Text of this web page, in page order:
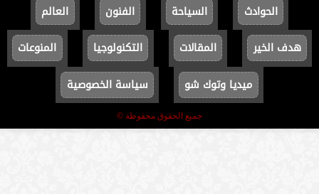
الحوادث
السياحة الفنون
العالم
هدف الخير
المقالات التكنولوجيا
المنوعات
ميديا وتوك شو
سياسة الخصوصية
جميع الحقوق محفوظة ©